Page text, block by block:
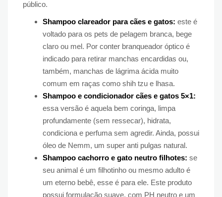
público.
Shampoo clareador para cães e gatos: este é
voltado para os pets de pelagem branca, bege
claro ou mel. Por conter branqueador óptico é
indicado para retirar manchas encardidas ou,
também, manchas de lágrima ácida muito
comum em raças como shih tzu e lhasa.
Shampoo e condicionador cães e gatos 5×1:
essa versão é aquela bem coringa, limpa
profundamente (sem ressecar), hidrata,
condiciona e perfuma sem agredir. Ainda, possui
óleo de Nemm, um super anti pulgas natural.
Shampoo cachorro e gato neutro filhotes: se
seu animal é um filhotinho ou mesmo adulto é
um eterno bebê, esse é para ele. Este produto
possui formulação suave, com PH neutro e um